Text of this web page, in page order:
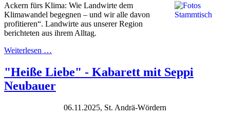
Ackern fürs Klima: Wie Landwirte dem
Klimawandel begegnen – und wir alle davon
profitieren“. Landwirte aus unserer Region
berichteten aus ihrem Alltag.
Weiterlesen …
"Heiße Liebe" - Kabarett mit Seppi
Neubauer
06.11.2025, St. Andrä-Wördern